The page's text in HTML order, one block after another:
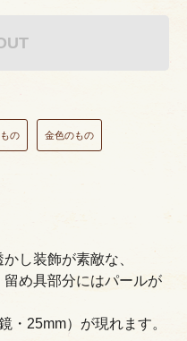
の 金色のもの
し装飾が素敵な、
め具部分にはパールが
・25mm）が現れます。